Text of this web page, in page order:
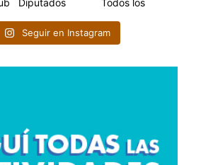
Seguir en Instagram